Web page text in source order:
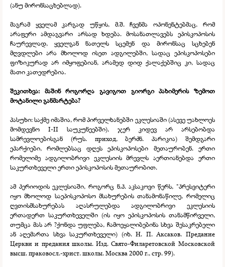
(ანუ მირონსაცხებლად).
მაგრამ ყველამ კარგად უწყის, მ.შ. ჩვენმა ოპონენტებმაც, რომ
არაფერი ამდაგვარი არსად ხდება. მოსანათლავებს ეპისკოპოსის
ჩაურევლად, ყველგან ნათელს სცემენ და მირონსაც სცხებენ
მღვდლები არა მხოლოდ ისეთ ადგილებში, სადაც ეპისკოპოსები
ფიზიკურად არ იმყოფებიან, არამედ დიდ ქალაქებშიც კი, სადაც
მათი კათედრებია.
შეკითხვა: მაშინ როგორღა გავიგოთ გიორგი პახიმერის ზემოთ
მოტანილი განმარტება?
პასუხი: საქმე იმაშია, რომ პირველხანებში ეკლესიაში (ასევე უახლოეს
მომდევნო I-II საუკუნეებში), ჯერ კიდევ არ არსებობდა
სამრევლოებისგან (რუს. приход, ბერძნ. პარიკია) შემდგარი
ეპარქიები, რომლებსაც დღეს ეპისკოპოსები მეთაურობენ. ერთი
რომელიმე ადგილობრივი ეკლესიის მრევლს აერთიანებდა ერთი
საკურთხეველი ერთი ეპისკოპოსის მეთაურობით.
ამ პერიოდის ეკლესიაში, როგორც ნ.პ. აკსაკოვი წერს, "პრესვიტერი
იყო მხოლოდ საეპისკოპოსო მსახურების თანამონაწილე, რომელიც
ღვთისმსახურებას აღასრულებდა ადგილობრივი ეკლესიის
ერთადერთ საკურთხეველში (ის იყო ეპისკოპოსის თანამწირველი,
თუმცა მას არ ?ქონდა უფლება, ჩამოეყალიბებინა სხვა შესაკრებელი
ან აღემართა სხვა საკურთხეველი) (იხ. Н. П. Аксаков. Предание
Церкви и предания школы. Изд. Свято-Филаретовской Московской
высш. праковосл.-христ. школы. Москва 2000 г., стр. 99).